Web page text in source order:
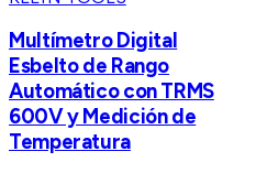
Multímetro Digital
Esbelto de Rango
Automático con TRMS
600V y Medición de
Temperatura